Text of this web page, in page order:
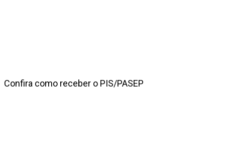
Confira como receber o PIS/PASEP